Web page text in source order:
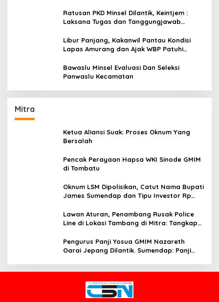
Ratusan PKD Minsel Dilantik, Keintjem :
Laksana Tugas dan Tanggungjawab
Libur Panjang, Kakanwil Pantau Kondisi
Lapas Amurang dan Ajak WBP Patuhi
Bawaslu Minsel Evaluasi Dan Seleksi
Panwaslu Kecamatan
Mitra
Ketua Aliansi Suak: Proses Oknum Yang
Bersalah
Pencak Perayaan Hapsa WKI Sinode GMIM
di Tombatu
Oknum LSM Dipolisikan, Catut Nama Bupati
James Sumendap dan Tipu Investor Rp
Lawan Aturan, Penambang Rusak Police
Line di Lokasi Tambang di Mitra: Tangkap
Pengurus Panji Yosua GMIM Nazareth
Oarai Jepang Dilantik. Sumendap: Panji